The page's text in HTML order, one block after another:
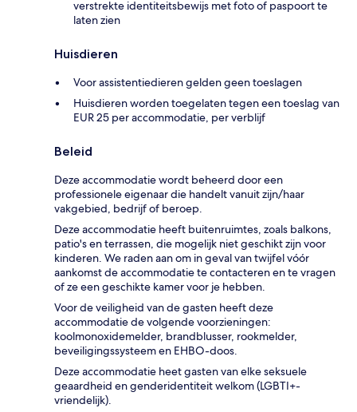
verstrekte identiteitsbewijs met foto of paspoort te
laten zien
Huisdieren
Voor assistentiedieren gelden geen toeslagen
Huisdieren worden toegelaten tegen een toeslag van
EUR 25 per accommodatie, per verblijf
Beleid
Deze accommodatie wordt beheerd door een
professionele eigenaar die handelt vanuit zijn/haar
vakgebied, bedrijf of beroep.
Deze accommodatie heeft buitenruimtes, zoals balkons,
patio's en terrassen, die mogelijk niet geschikt zijn voor
kinderen. We raden aan om in geval van twijfel vóór
aankomst de accommodatie te contacteren en te vragen
of ze een geschikte kamer voor je hebben.
Voor de veiligheid van de gasten heeft deze
accommodatie de volgende voorzieningen:
koolmonoxidemelder, brandblusser, rookmelder,
beveiligingssysteem en EHBO-doos.
Deze accommodatie heet gasten van elke seksuele
geaardheid en genderidentiteit welkom (LGBTI+-
vriendelijk).